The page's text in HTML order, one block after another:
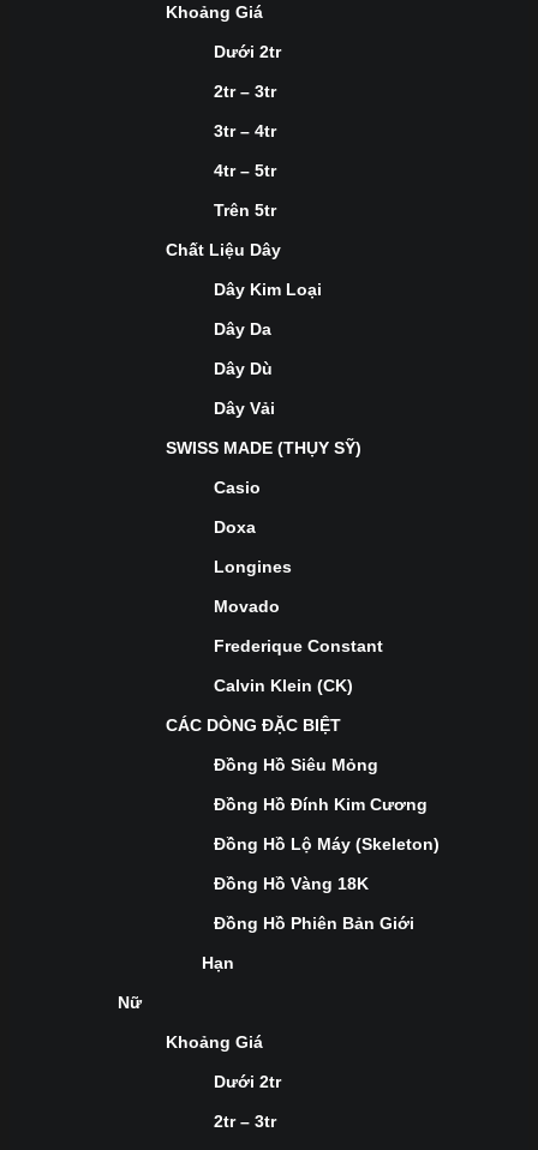
Khoảng Giá
Dưới 2tr
2tr – 3tr
3tr – 4tr
4tr – 5tr
Trên 5tr
Chất Liệu Dây
Dây Kim Loại
Dây Da
Dây Dù
Dây Vải
SWISS MADE (THỤY SỸ)
Casio
Doxa
Longines
Movado
Frederique Constant
Calvin Klein (CK)
CÁC DÒNG ĐẶC BIỆT
Đồng Hồ Siêu Mỏng
Đồng Hồ Đính Kim Cương
Đồng Hồ Lộ Máy (Skeleton)
Đồng Hồ Vàng 18K
Đồng Hồ Phiên Bản Giới
Hạn
Nữ
Khoảng Giá
Dưới 2tr
2tr – 3tr